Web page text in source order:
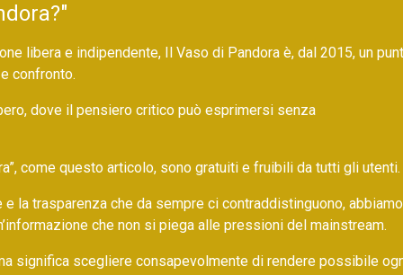
libera e indipendente, Il Vaso di Pandora è, dal 2015, un
confronto.
dove il pensiero critico può esprimersi senza
come questo articolo, sono gratuiti e fruibili da tutti gli utenti.
la trasparenza che da sempre ci contraddistinguono, abbiamo
che non si piega alle pressioni del mainstream.
significa scegliere consapevolmente di rendere possibile